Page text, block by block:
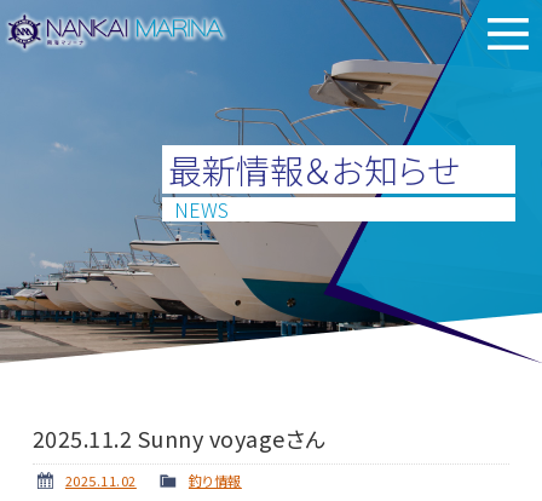
最新情報＆お知らせ
NEWS
2025.11.2 Sunny voyageさん
2025.11.02 釣り情報